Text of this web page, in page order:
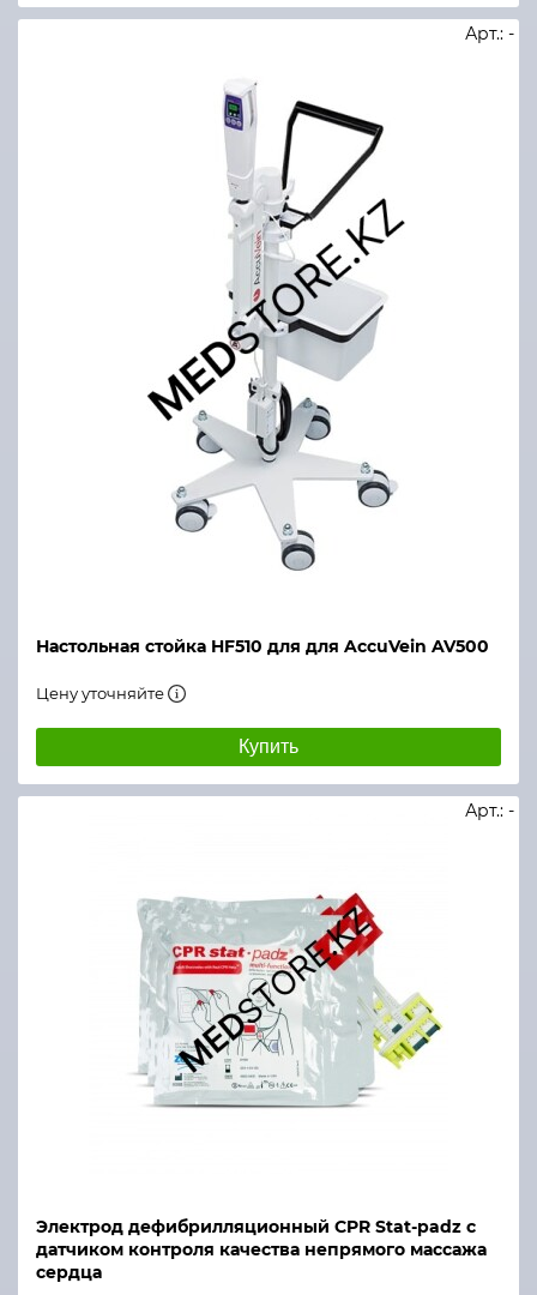
Настольная стойка HF510 для для AccuVein AV500
Арт.: -
Цену уточняйте
Купить
Электрод дефибрилляционный CPR Stat-padz с
датчиком контроля качества непрямого массажа
сердца
Арт.: -